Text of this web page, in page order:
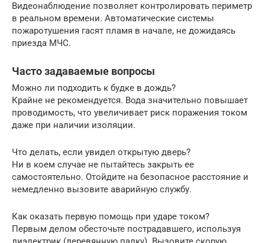
Видеонаблюдение позволяет контролировать периметр
в реальном времени. Автоматические системы
пожаротушения гасят пламя в начале, не дожидаясь
приезда МЧС.
Часто задаваемые вопросы
Можно ли подходить к будке в дождь?
Крайне не рекомендуется. Вода значительно повышает
проводимость, что увеличивает риск поражения током
даже при наличии изоляции.
Что делать, если увидел открытую дверь?
Ни в коем случае не пытайтесь закрыть ее
самостоятельно. Отойдите на безопасное расстояние и
немедленно вызовите аварийную службу.
Как оказать первую помощь при ударе током?
Первым делом обесточьте пострадавшего, используя